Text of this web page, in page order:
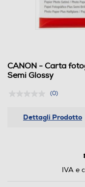
CANON - Carta
Semi Glossy
(0)
Dettagli Prodotto
IVA e